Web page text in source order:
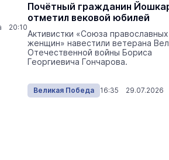
20:10
Лида / Lida
Почётный гражданин
отметил вековой юбилей
Активистки «Союза православных
женщин» навестили ветерана
Отечественной войны Бориса
Георгиевича Гончарова.
Великая Победа 16:35 29.07.2026